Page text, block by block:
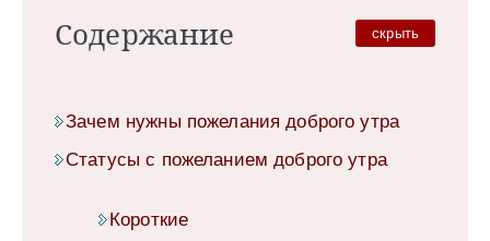
Содержание скрыть
Зачем нужны пожелания доброго утра
Статусы с пожеланием доброго утра
Короткие